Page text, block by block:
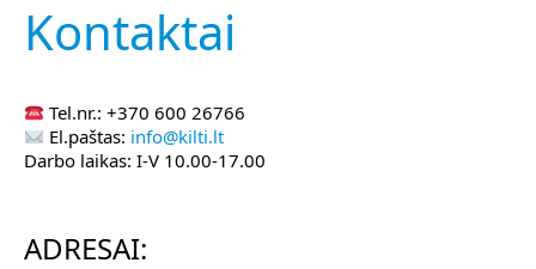
Kontaktai
Tel.nr.: +370 600 26766
El.paštas: info@kilti.lt
Darbo laikas: I-V 10.00-17.00
ADRESAI: